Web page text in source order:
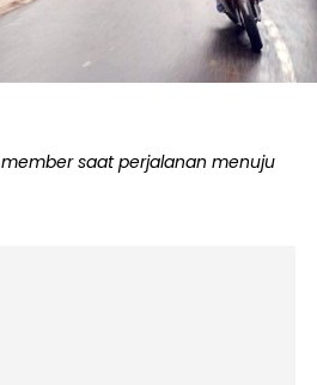
saat perjalanan menuju